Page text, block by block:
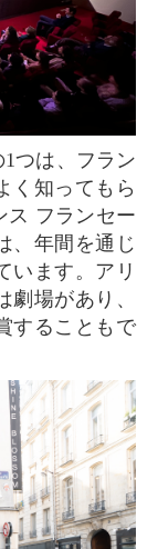
く知ってもら
ス フランセー
、年間を通じ
います。アリ
場があり、
することもで